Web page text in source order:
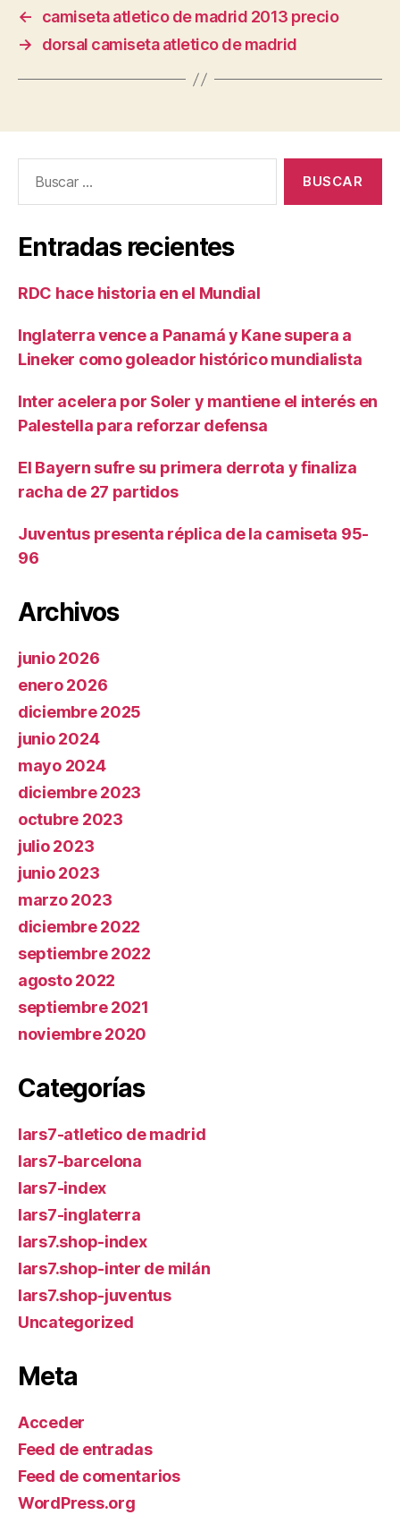
←
camiseta atletico de madrid 2013 precio
→
dorsal camiseta atletico de madrid
Entradas recientes
RDC hace historia en el Mundial
Inglaterra vence a Panamá y Kane supera a
Lineker como goleador histórico mundialista
Inter acelera por Soler y mantiene el interés en
Palestella para reforzar defensa
El Bayern sufre su primera derrota y finaliza
racha de 27 partidos
Juventus presenta réplica de la camiseta 95-
96
Archivos
junio 2026
enero 2026
diciembre 2025
junio 2024
mayo 2024
diciembre 2023
octubre 2023
julio 2023
junio 2023
marzo 2023
diciembre 2022
septiembre 2022
agosto 2022
septiembre 2021
noviembre 2020
Categorías
lars7-atletico de madrid
lars7-barcelona
lars7-index
lars7-inglaterra
lars7.shop-index
lars7.shop-inter de milán
lars7.shop-juventus
Uncategorized
Meta
Acceder
Feed de entradas
Feed de comentarios
WordPress.org